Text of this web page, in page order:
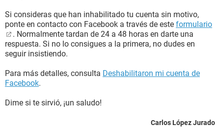
Si consideras que han inhabilitado tu cuenta sin motivo,
ponte en contacto con Facebook a través de este formulario
. Normalmente tardan de 24 a 48 horas en darte una
respuesta. Si no lo consigues a la primera, no dudes en
seguir insistiendo.
Para más detalles, consulta Deshabilitaron mi cuenta de
Facebook.
Dime si te sirvió, ¡un saludo!
Carlos López Jurado